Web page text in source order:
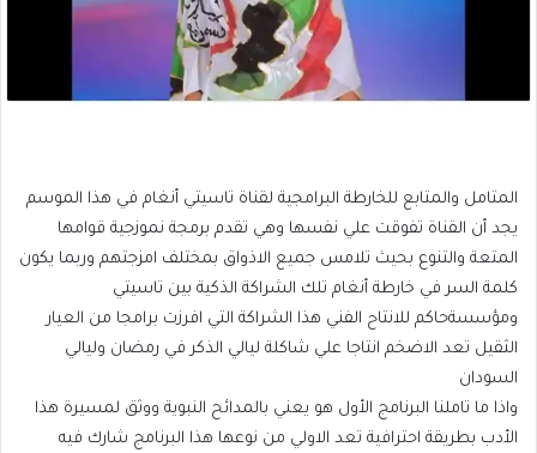
المتامل والمتابع للخارطة البرامجية لقناة تاسيتي أنغام في هذا الموسم
يجد أن القناة تفوقت علي نفسها وهي تقدم برمجة نموزجية قوامها
المتعة والتنوع بحيث تلامس جميع الاذواق بمختلف امزجتهم وربما يكون
كلمة السر في خارطة أنغام تلك الشراكة الذكية بين تاسيتي
ومؤسسةحاكم للانتاح الفني هذا الشراكة التي افرزت برامجا من العيار
الثقيل تعد الاضخم انتاجا علي شاكلة ليالي الذكر في رمضان وليالي
السودان
واذا ما تاملنا البرنامج الأول هو يعني بالمدائح النبوية ووثق لمسيرة هذا
الأدب بطريقة احترافية تعد الاولي من نوعها هذا البرنامج شارك فيه